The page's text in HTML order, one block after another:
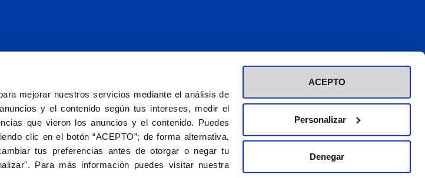
mejorar nuestros servicios mediante el análisis de
y el contenido según tus intereses, medir el
que vieron los anuncios y el contenido. Puedes
clic en el botón “ACEPTO”; de forma alternativa,
tus preferencias antes de otorgar o negar tu
Para más información puedes visitar nuestra
ACEPTO
Personalizar
Denegar
Fundación Universitaria San Pablo CEU - entidad inscrita en el Registro de Fundaciones con el nº 60 / CIF (G-28423275)
El CEU es una obra de la Asociación Católica de Propagandistas